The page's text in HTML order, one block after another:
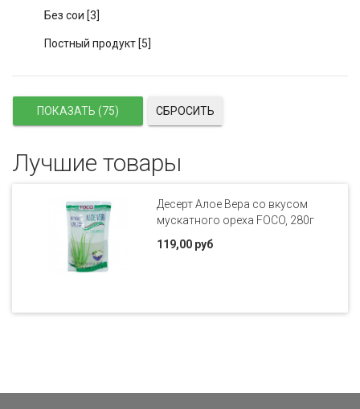
Без сои [3]
Постный продукт [5]
СБРОСИТЬ
Лучшие товары
Десерт Алое Вера со вкусом
мускатного ореха FOCO, 280г
119,00 руб